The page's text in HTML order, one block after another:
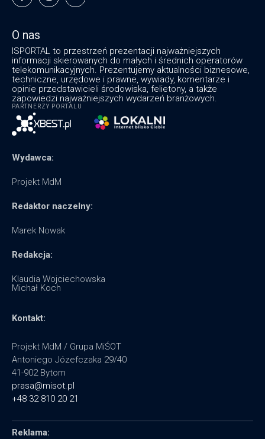
O nas
ISPORTAL to przestrzeń prezentacji najważniejszych
informacji skierowanych do małych i średnich operatorów
telekomunikacyjnych. Prezentujemy aktualności biznesowe,
techniczne, urzędowe i prawne, wywiady, komentarze i
opinie przedstawicieli środowiska, felietony, a także
zapowiedzi najważniejszych wydarzeń branżowych.
PARTNERZY PORTALU
Wydawca:
Projekt MdM
Redaktor naczelny:
Marek Nowak
Redakcja:
Klaudia Wojciechowska
Michał Koch
Kontakt:
Projekt MdM / Grupa MiŚOT
Antoniego Józefczaka 29/40
41-902 Bytom
prasa@misot.pl
+48 32 810 20 21
Reklama: